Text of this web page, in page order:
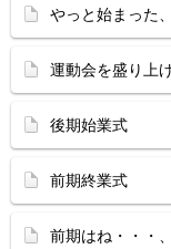
やっと始まった
運動会を盛り
後期始業式
前期終業式
前期はね・・・